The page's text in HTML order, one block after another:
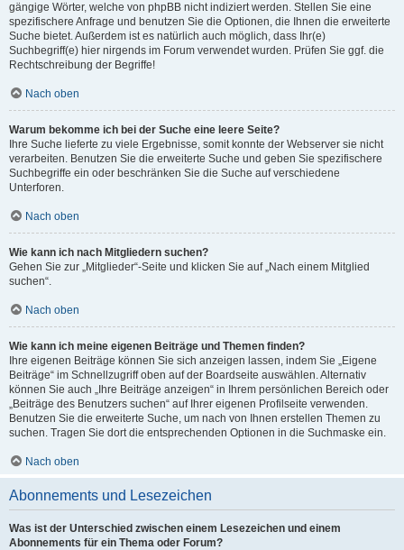
gängige Wörter, welche von phpBB nicht indiziert werden. Stellen Sie eine
spezifischere Anfrage und benutzen Sie die Optionen, die Ihnen die erweiterte
Suche bietet. Außerdem ist es natürlich auch möglich, dass Ihr(e)
Suchbegriff(e) hier nirgends im Forum verwendet wurden. Prüfen Sie ggf. die
Rechtschreibung der Begriffe!
Nach oben
Warum bekomme ich bei der Suche eine leere Seite?
Ihre Suche lieferte zu viele Ergebnisse, somit konnte der Webserver sie nicht
verarbeiten. Benutzen Sie die erweiterte Suche und geben Sie spezifischere
Suchbegriffe ein oder beschränken Sie die Suche auf verschiedene
Unterforen.
Nach oben
Wie kann ich nach Mitgliedern suchen?
Gehen Sie zur „Mitglieder“-Seite und klicken Sie auf „Nach einem Mitglied
suchen“.
Nach oben
Wie kann ich meine eigenen Beiträge und Themen finden?
Ihre eigenen Beiträge können Sie sich anzeigen lassen, indem Sie „Eigene
Beiträge“ im Schnellzugriff oben auf der Boardseite auswählen. Alternativ
können Sie auch „Ihre Beiträge anzeigen“ in Ihrem persönlichen Bereich oder
„Beiträge des Benutzers suchen“ auf Ihrer eigenen Profilseite verwenden.
Benutzen Sie die erweiterte Suche, um nach von Ihnen erstellen Themen zu
suchen. Tragen Sie dort die entsprechenden Optionen in die Suchmaske ein.
Nach oben
Abonnements und Lesezeichen
Was ist der Unterschied zwischen einem Lesezeichen und einem
Abonnements für ein Thema oder Forum?